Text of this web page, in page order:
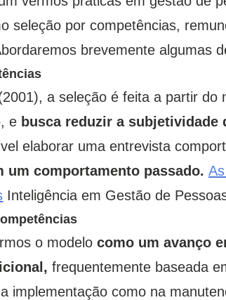
seleção por competências,
brevemente algumas
a seleção é feita a partir do
e busca reduzir a subjetividade
elaborar uma entrevista
um comportamento passado.
Inteligência em Gestão de
o modelocomo um avanço
frequentemente baseada
implementação como na